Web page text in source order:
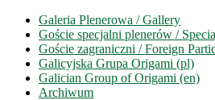
Galeria Plenerowa / Gallery
Goście specjalni plenerów /
Goście zagraniczni / Foreign
Galicyjska Grupa Origami (pl)
Galician Group of Origami (en)
Archiwum